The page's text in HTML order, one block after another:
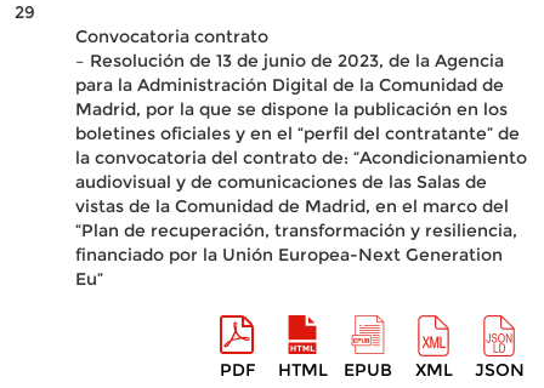
29
Convocatoria contrato
– Resolución de 13 de junio de 2023, de la Agencia
para la Administración Digital de la Comunidad de
Madrid, por la que se dispone la publicación en los
boletines oficiales y en el “perfil del contratante” de
la convocatoria del contrato de: “Acondicionamiento
audiovisual y de comunicaciones de las Salas de
vistas de la Comunidad de Madrid, en el marco del
“Plan de recuperación, transformación y resiliencia,
financiado por la Unión Europea-Next Generation
Eu”
PDF HTML EPUB XML JSON